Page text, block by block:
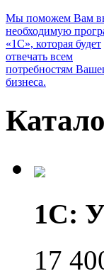
Мы поможем Вам
необходимую
«1С», которая будет
отвечать всем
потребностям
бизнеса.
1С:
17